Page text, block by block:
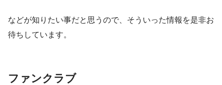
などが知りたい事だと思うので、そういった情報を是非お
待ちしています。
ファンクラブ